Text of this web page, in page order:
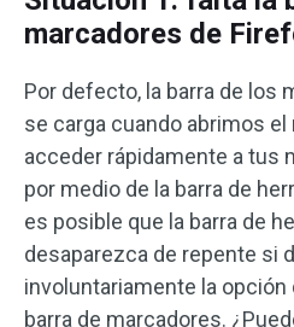
marcadores de
Por defecto, la barra de los
se carga cuando abrimos el
acceder rápidamente a tus
por medio de la barra de
es posible que la barra de
desaparezca de repente si
involuntariamente la
barra de marcadores.